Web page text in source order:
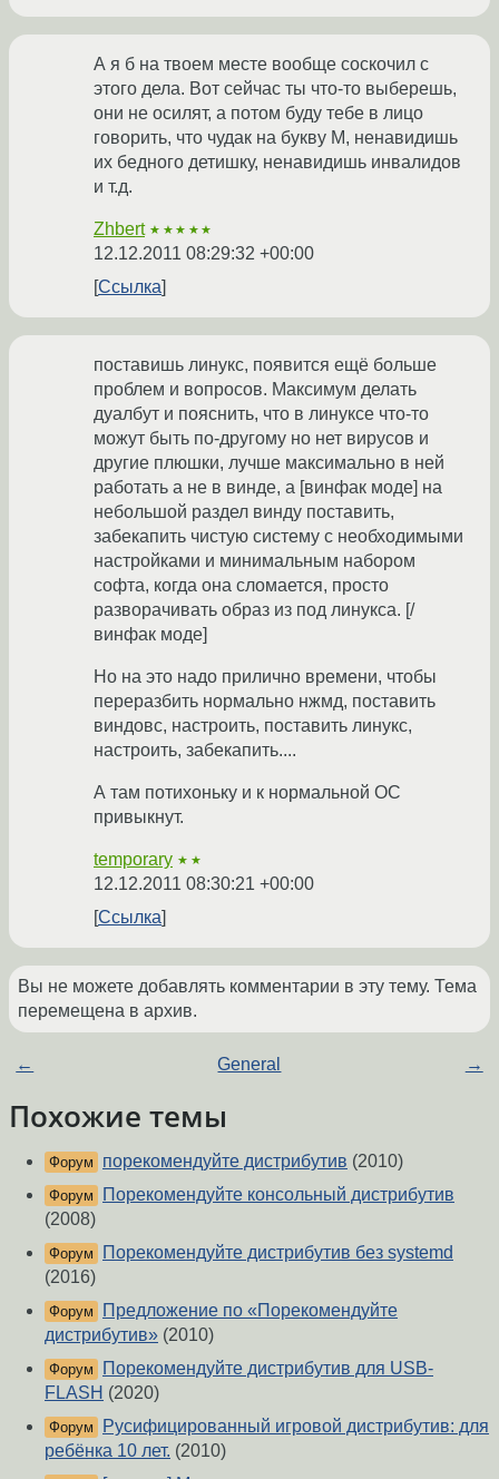
А я б на твоем месте вообще соскочил с
этого дела. Вот сейчас ты что-то выберешь,
они не осилят, а потом буду тебе в лицо
говорить, что чудак на букву М, ненавидишь
их бедного детишку, ненавидишь инвалидов
и т.д.
Zhbert ★★★★★
12.12.2011 08:29:32 +00:00
Ссылка
поставишь линукс, появится ещё больше
проблем и вопросов. Максимум делать
дуалбут и пояснить, что в линуксе что-то
можут быть по-другому но нет вирусов и
другие плюшки, лучше максимально в ней
работать а не в винде, а [винфак моде] на
небольшой раздел винду поставить,
забекапить чистую систему с необходимыми
настройками и минимальным набором
софта, когда она сломается, просто
разворачивать образ из под линукса. [/
винфак моде]
Но на это надо прилично времени, чтобы
переразбить нормально нжмд, поставить
виндовс, настроить, поставить линукс,
настроить, забекапить....
А там потихоньку и к нормальной ОС
привыкнут.
temporary ★★
12.12.2011 08:30:21 +00:00
Ссылка
Вы не можете добавлять комментарии в эту тему. Тема
перемещена в архив.
← General →
Похожие темы
Форум порекомендуйте дистрибутив (2010)
Форум
Порекомендуйте консольный дистрибутив
(2008)
Форум
Порекомендуйте дистрибутив без systemd
(2016)
Форум
Предложение по «Порекомендуйте
дистрибутив» (2010)
Форум
Порекомендуйте дистрибутив для USB-
FLASH (2020)
Форум
Русифицированный игровой дистрибутив: для
ребёнка 10 лет. (2010)